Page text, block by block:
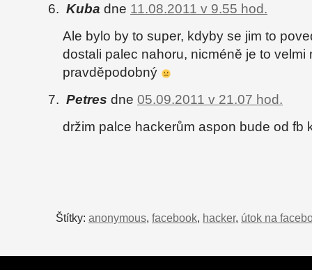
Kuba dne 11.08.2011 v 9.55 hod.
Ale bylo by to super, kdyby se jim to
dostali palec nahoru, nicméně je to velmi
pravděpodobný
Petres dne 05.09.2011 v 21.07 hod.
držim palce hackerům aspon bude od fb
Štítky: anonymous, facebook, hacker, útok na